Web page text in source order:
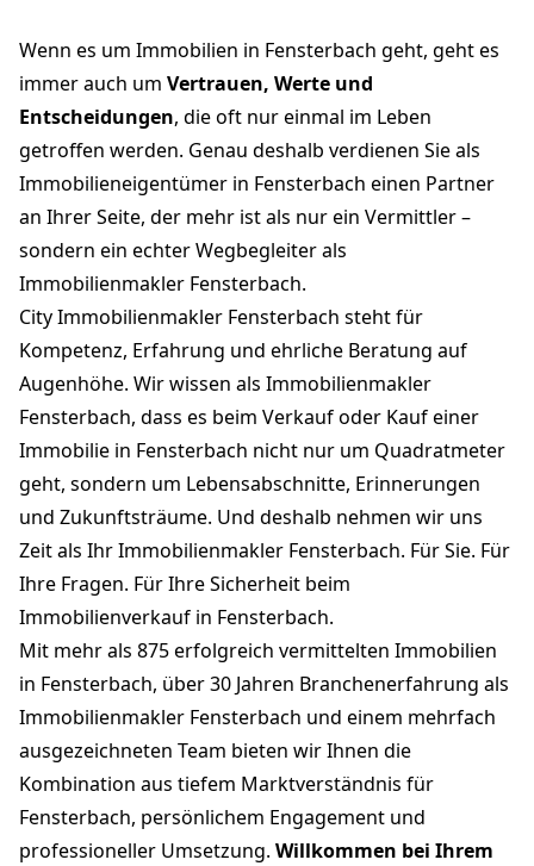
Wenn es um Immobilien in Fensterbach geht, geht es
immer auch um Vertrauen, Werte und
Entscheidungen, die oft nur einmal im Leben
getroffen werden. Genau deshalb verdienen Sie als
Immobilieneigentümer in Fensterbach einen Partner
an Ihrer Seite, der mehr ist als nur ein Vermittler –
sondern ein echter Wegbegleiter als
Immobilienmakler Fensterbach.
City Immobilienmakler Fensterbach steht für
Kompetenz, Erfahrung und ehrliche Beratung auf
Augenhöhe. Wir wissen als Immobilienmakler
Fensterbach, dass es beim Verkauf oder Kauf einer
Immobilie in Fensterbach nicht nur um Quadratmeter
geht, sondern um Lebensabschnitte, Erinnerungen
und Zukunftsträume. Und deshalb nehmen wir uns
Zeit als Ihr Immobilienmakler Fensterbach. Für Sie. Für
Ihre Fragen. Für Ihre Sicherheit beim
Immobilienverkauf in Fensterbach.
Mit mehr als 875 erfolgreich vermittelten Immobilien
in Fensterbach, über 30 Jahren Branchenerfahrung als
Immobilienmakler Fensterbach und einem mehrfach
ausgezeichneten Team bieten wir Ihnen die
Kombination aus tiefem Marktverständnis für
Fensterbach, persönlichem Engagement und
professioneller Umsetzung. Willkommen bei Ihrem